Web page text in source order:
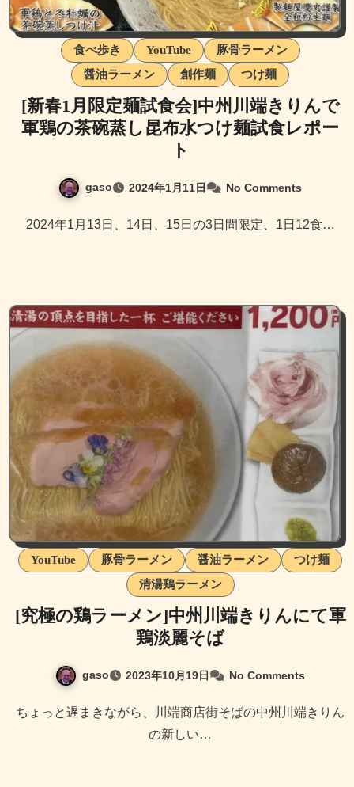
食べ歩き YouTube
豚骨ラーメン
醤油ラーメン
創作麺 つけ麺
[新春1月限定麺試食会]中州川端きりんで
軍鶏の茶碗蒸し昆布水つけ麺試食レポー
ト
gaso 2024年1月11日 No Comments
2024年1月13日、14日、15日の3日間限定、1日12食…
YouTube 豚骨ラーメン 醤油ラーメン
つけ麺
清湯鶏ラーメン
[究極の鶏ラーメン]中州川端きりんにて軍
鶏淡麗そば
gaso 2023年10月19日 No Comments
ちょっと遅まきながら、川端商店街そばの中州川端きりん
の新しい…